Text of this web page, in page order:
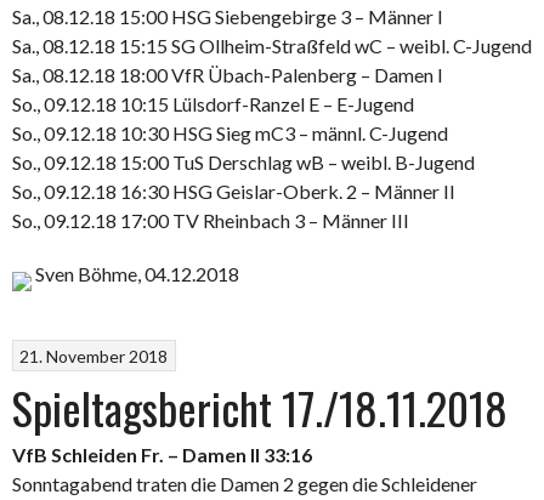
Sa., 08.12.18 15:00 HSG Siebengebirge 3 – Männer I
Sa., 08.12.18 15:15 SG Ollheim-Straßfeld wC – weibl. C-Jugend
Sa., 08.12.18 18:00 VfR Übach-Palenberg – Damen I
So., 09.12.18 10:15 Lülsdorf-Ranzel E – E-Jugend
So., 09.12.18 10:30 HSG Sieg mC3 – männl. C-Jugend
So., 09.12.18 15:00 TuS Derschlag wB – weibl. B-Jugend
So., 09.12.18 16:30 HSG Geislar-Oberk. 2 – Männer II
So., 09.12.18 17:00 TV Rheinbach 3 – Männer III
Sven Böhme, 04.12.2018
21. November 2018
Spieltagsbericht 17./18.11.2018
VfB Schleiden Fr. – Damen II 33:16
Sonntagabend traten die Damen 2 gegen die Schleidener